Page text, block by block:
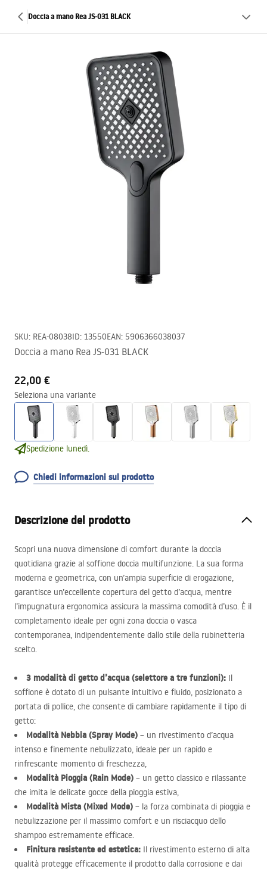
Doccia a mano Rea JS-031 BLACK
SKU: REA-08038ID: 13550EAN: 5906366038037
Doccia a mano Rea JS-031 BLACK
22,00 €
Seleziona una variante
Spedizione lunedì.
Chiedi informazioni sul prodotto
Descrizione del prodotto
Scopri una nuova dimensione di comfort durante la doccia
quotidiana grazie al soffione doccia multifunzione. La sua forma
moderna e geometrica, con un’ampia superficie di erogazione,
garantisce un’eccellente copertura del getto d’acqua, mentre
l’impugnatura ergonomica assicura la massima comodità d’uso. È il
completamento ideale per ogni zona doccia o vasca
contemporanea, indipendentemente dallo stile della rubinetteria
scelto.
3 modalità di getto d’acqua (selettore a tre funzioni): Il
soffione è dotato di un pulsante intuitivo e fluido, posizionato a
portata di pollice, che consente di cambiare rapidamente il tipo di
getto:
Modalità Nebbia (Spray Mode) – un rivestimento d’acqua
intenso e finemente nebulizzato, ideale per un rapido e
rinfrescante momento di freschezza,
Modalità Pioggia (Rain Mode) – un getto classico e rilassante
che imita le delicate gocce della pioggia estiva,
Modalità Mista (Mixed Mode) – la forza combinata di pioggia e
nebulizzazione per il massimo comfort e un risciacquo dello
shampoo estremamente efficace.
Finitura resistente ed estetica: Il rivestimento esterno di alta
qualità protegge efficacemente il prodotto dalla corrosione e dai